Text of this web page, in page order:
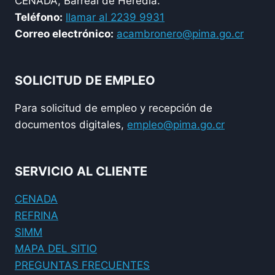
Teléfono: llamar al 2239 9931
Correo electrónico: acambronero@pima.go.cr
SOLICITUD DE EMPLEO
Para solicitud de empleo y recepción de
documentos digitales, empleo@pima.go.cr
SERVICIO AL CLIENTE
CENADA
REFRINA
SIMM
MAPA DEL SITIO
PREGUNTAS FRECUENTES